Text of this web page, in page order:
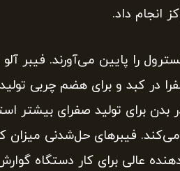
انجام داد.
را پایین می‌آورند. فیبر
در کبد و برای هضم چربی تولید
برای تولید صفرای بیشتر
فیبرهای حل‌شدنی میزان
عالی برای کار دستگاه